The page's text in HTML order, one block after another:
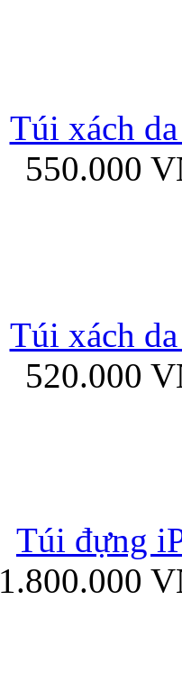
Bao da iPad
Túi xách da
Túi xách
550.000
Túi xách
520.000
Túi đựng
1.800.000